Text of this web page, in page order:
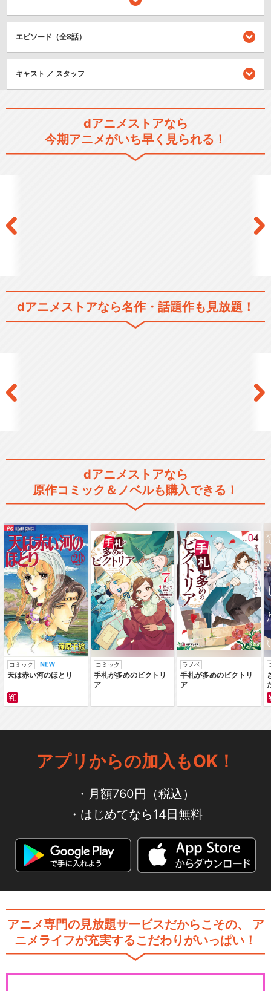
エピソード（全8話）
キャスト ／ スタッフ
dアニメストアなら
今期アニメがいち早く見られる！
dアニメストアなら名作・話題作も見放題！
dアニメストアなら
原作コミック＆ノベルも購入できる！
コミック
天は赤い河のほとり
コミック
手札が多めのビクトリ
ア
ラノベ
手札が多めのビクトリ
ア
アプリからの加入もOK！
月額760円（税込）
はじめてなら14日無料
アニメ専門の見放題サービスだからこその、
ア
ニメライフが充実するこだわりがいっぱい！